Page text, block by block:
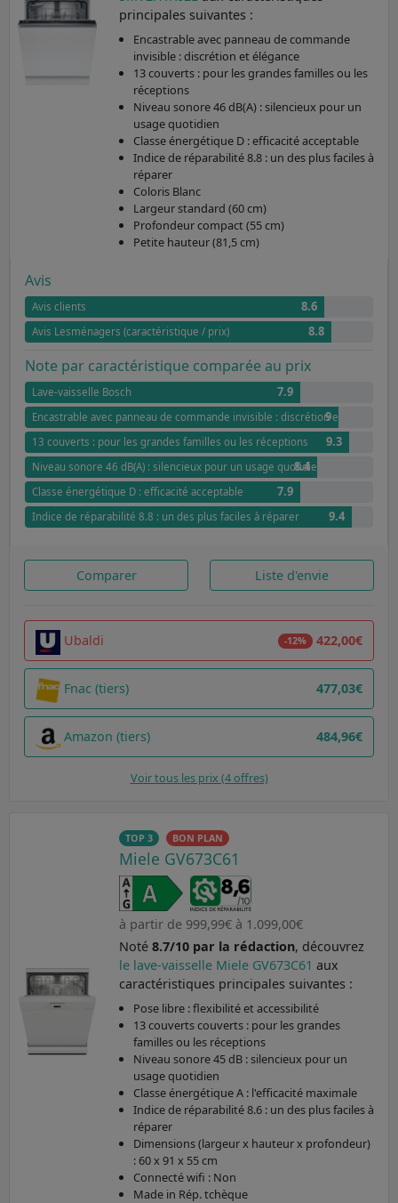
principales suivantes :
Encastrable avec panneau de commande
invisible : discrétion et élégance
13 couverts : pour les grandes familles ou les
réceptions
Niveau sonore 46 dB(A) : silencieux pour un
usage quotidien
Classe énergétique D : efficacité acceptable
Indice de réparabilité 8.8 : un des plus faciles à
réparer
Coloris Blanc
Largeur standard (60 cm)
Profondeur compact (55 cm)
Petite hauteur (81,5 cm)
Avis
Avis clients 8.6
Avis Lesménagers (caractéristique / prix) 8.8
Note par caractéristique comparée au prix
Lave-vaisselle Bosch 7.9
Encastrable avec panneau de commande invisible : discrétion et élégance
9
13 couverts : pour les grandes familles ou les réceptions 9.3
Niveau sonore 46 dB(A) : silencieux pour un usage quotidien
8.4
Classe énergétique D : efficacité acceptable 7.9
Indice de réparabilité 8.8 : un des plus faciles à réparer 9.4
Comparer Liste d'envie
Ubaldi -12% 422,00€
Fnac (tiers) 477,03€
Amazon (tiers) 484,96€
Voir tous les prix (4 offres)
TOP 3 BON PLAN
Miele GV673C61
à partir de 999,99€ à 1.099,00€
Noté 8.7/10 par la rédaction, découvrez
le lave-vaisselle Miele GV673C61 aux
caractéristiques principales suivantes :
Pose libre : flexibilité et accessibilité
13 couverts couverts : pour les grandes
familles ou les réceptions
Niveau sonore 45 dB : silencieux pour un
usage quotidien
Classe énergétique A : l'efficacité maximale
Indice de réparabilité 8.6 : un des plus faciles à
réparer
Dimensions (largeur x hauteur x profondeur)
: 60 x 91 x 55 cm
Connecté wifi : Non
Made in Rép. tchèque